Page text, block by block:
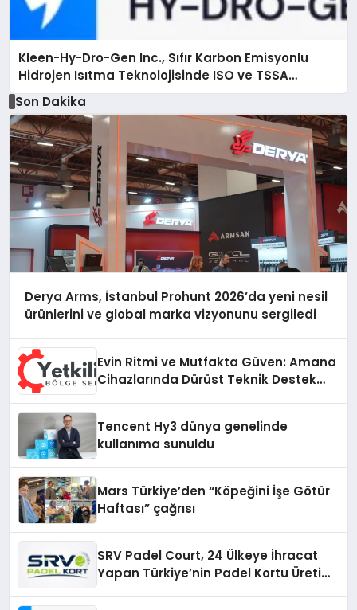
Kleen-Hy-Dro-Gen Inc., Sıfır Karbon Emisyonlu
Hidrojen Isıtma Teknolojisinde ISO ve TSSA
Düzenleyici Onaylarını Aldı
Son Dakika
Derya Arms, İstanbul Prohunt 2026’da yeni nesil
ürünlerini ve global marka vizyonunu sergiledi
Evin Ritmi ve Mutfakta Güven: Amana
Cihazlarında Dürüst Teknik Destek
Tencent Hy3 dünya genelinde
kullanıma sunuldu
Mars Türkiye’den “Köpeğini İşe Götür
Haftası” çağrısı
SRV Padel Court, 24 Ülkeye İhracat
Yapan Türkiye’nin Padel Kortu Üretim